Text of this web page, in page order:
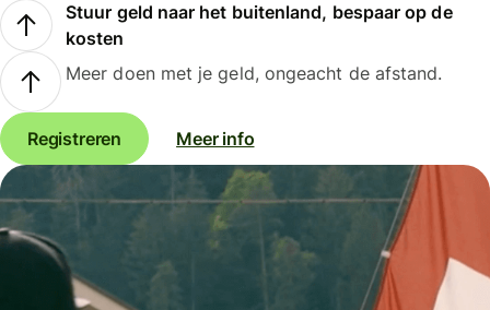
Stuur geld naar het buitenland, bespaar op de
kosten
Meer doen met je geld, ongeacht de afstand.
Registreren Meer info